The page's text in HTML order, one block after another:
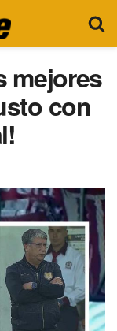
mejores
con